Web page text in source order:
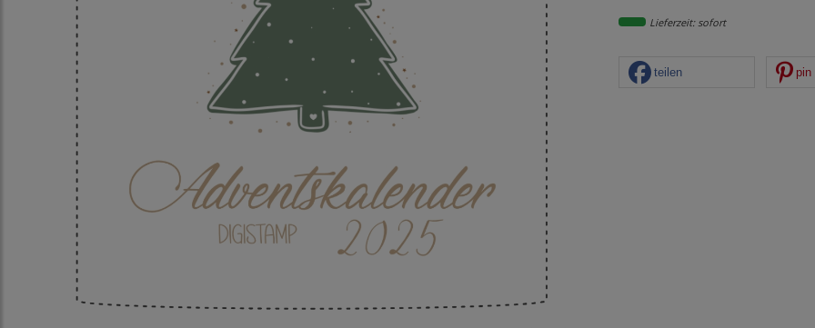
Lieferzeit: sofort
teilen pin